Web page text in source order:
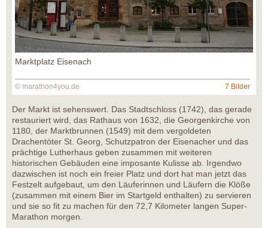
Marktplatz Eisenach
© marathon4you.de 7 Bilder
Der Markt ist sehenswert. Das Stadtschloss (1742), das gerade
restauriert wird, das Rathaus von 1632, die Georgenkirche von
1180, der Marktbrunnen (1549) mit dem vergoldeten
Drachentöter St. Georg, Schutzpatron der Eisenacher und das
prächtige Lutherhaus geben zusammen mit weiteren
historischen Gebäuden eine imposante Kulisse ab. Irgendwo
dazwischen ist noch ein freier Platz und dort hat man jetzt das
Festzelt aufgebaut, um den Läuferinnen und Läufern die Klöße
(zusammen mit einem Bier im Startgeld enthalten) zu servieren
und sie so fit zu machen für den 72,7 Kilometer langen Super-
Marathon morgen.